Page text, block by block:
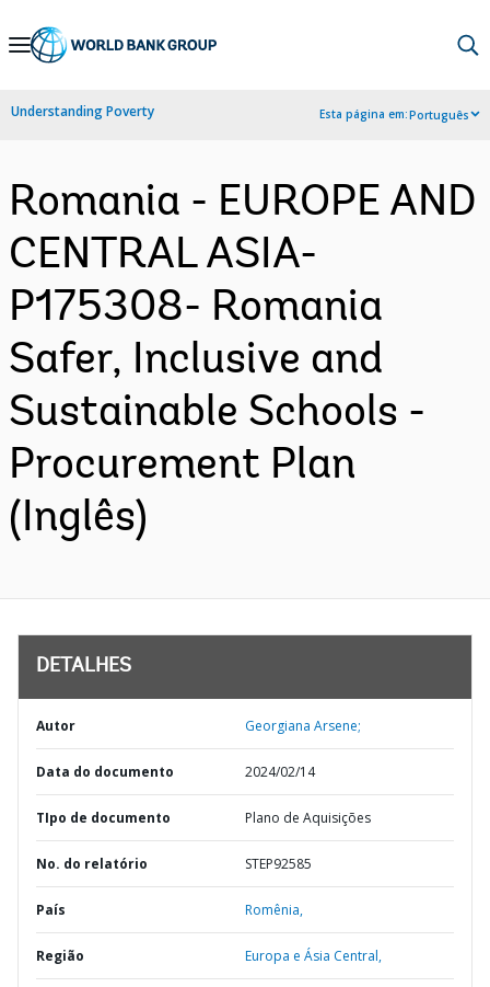
Skip
Navigation
Understanding Poverty Esta página em:Português
Romania - EUROPE AND
CENTRAL ASIA-
P175308- Romania
Safer, Inclusive and
Sustainable Schools -
Procurement Plan
(Inglês)
DETALHES
Autor Georgiana Arsene;
Data do documento 2024/02/14
TIpo de documento Plano de Aquisições
No. do relatório STEP92585
País Romênia,
Região Europa e Ásia Central,